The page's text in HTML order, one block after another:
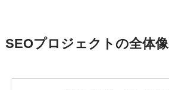
SEOプロジェクトの全体像